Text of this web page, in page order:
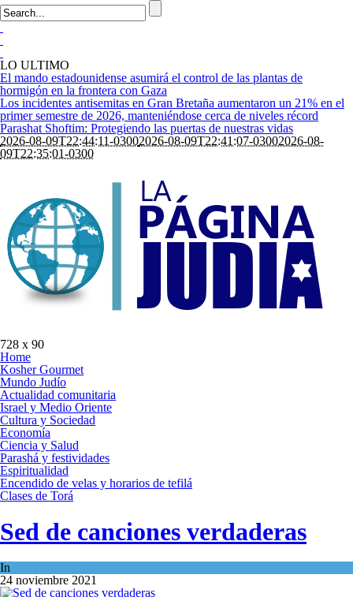
LO ULTIMO
El mando estadounidense asumirá el control de las plantas de
hormigón en la frontera con Gaza
Los incidentes antisemitas en Gran Bretaña aumentaron un 21% en el
primer semestre de 2026, manteniéndose cerca de niveles récord
Parashat Shoftim: Protegiendo las puertas de nuestras vidas
2026-08-09T22:44:11-03002026-08-09T22:41:07-03002026-08-
09T22:35:01-0300
728 x 90
Home
Kosher Gourmet
Mundo Judío
Actualidad comunitaria
Israel y Medio Oriente
Cultura y Sociedad
Economía
Ciencia y Salud
Parashá y festividades
Espiritualidad
Encendido de velas y horarios de tefilá
Clases de Torá
Sed de canciones verdaderas
In
24 noviembre 2021